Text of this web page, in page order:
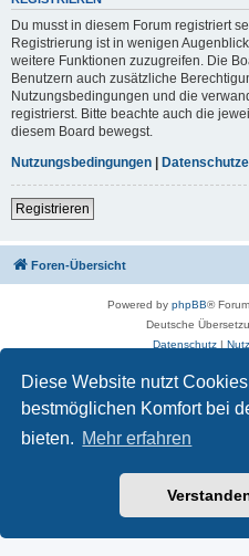
Diese Website nutzt
bestmöglichen Komfort bei
bieten. Mehr erfahren
Du musst in diesem Forum registriert
Registrierung ist in wenigen
weitere Funktionen zuzugreifen. Die
Benutzern auch zusätzliche
Nutzungsbedingungen und die
registrierst. Bitte beachte auch die
diesem Board bewegst.
Nutzungsbedingungen |
Registrieren
Foren-Übersicht
Powered by phpBB®
Deutsche
Datenschutz|